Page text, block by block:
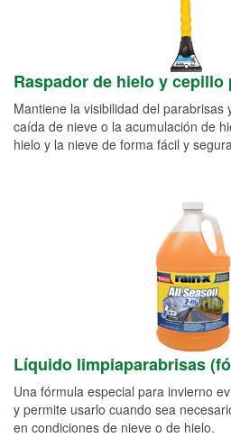
Raspador de hielo y cepillo
Mantiene la visibilidad del parabrisas
caída de nieve o la acumulación de
hielo y la nieve de forma fácil y
Líquido limpiaparabrisas
Una fórmula especial para invierno
y permite usarlo cuando sea
en condiciones de nieve o de hielo.